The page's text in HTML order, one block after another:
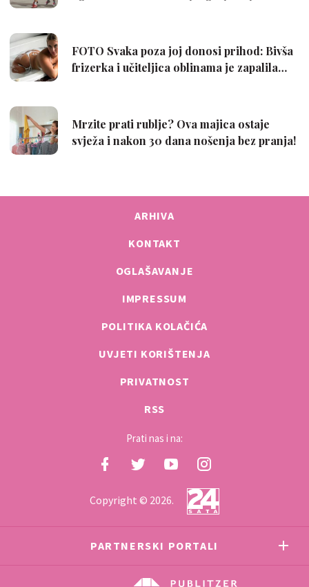
ARHIVA
KONTAKT
OGLAŠAVANJE
IMPRESSUM
POLITIKA KOLAČIĆA
UVJETI KORIŠTENJA
PRIVATNOST
RSS
Prati nas i na:
Copyright © 2026.
PARTNERSKI PORTALI